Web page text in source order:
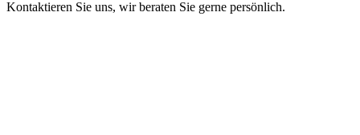
Kontaktieren Sie uns, wir beraten Sie gerne persönlich.